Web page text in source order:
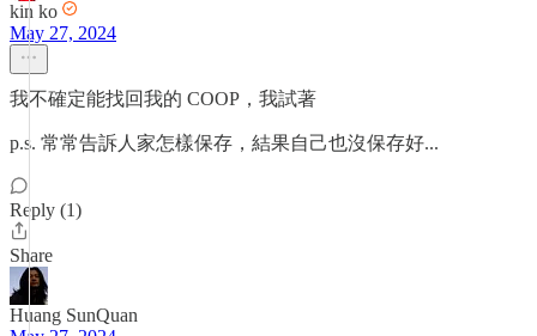
kin ko
May 27, 2024
我不確定能找回我的 COOP，我試著
p.s. 常常告訴人家怎樣保存，結果自己也沒保存好...
Reply (1)
Share
Huang SunQuan